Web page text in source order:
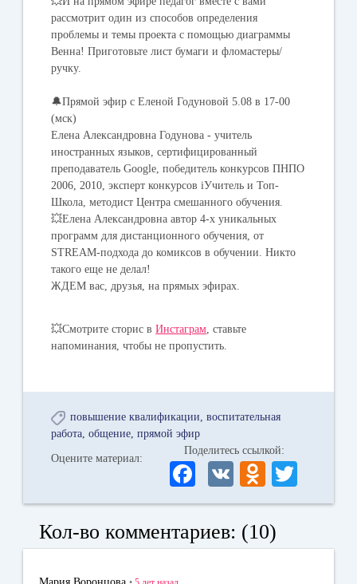
рассмотрит один из способов определения
проблемы и темы проекта с помощью диаграммы
Венна! Приготовьте лист бумаги и фломастеры/
ручку.
🔔Прямой эфир с Еленой Годуновой 5.08 в 17-00
(мск)
Елена Александровна Годунова - учитель
иностранных языков, сертифицированный
преподаватель Google, победитель конкурсов ПНПО
2006, 2010, эксперт конкурсов iУчитель и Топ-
Школа, методист Центра смешанного обучения.
💥Елена Александровна автор 4-х уникальных
программ для дистанционного обучения, от
STREAM-подхода до комиксов в обучении. Никто
такого еще не делал!
ЖДЕМ вас, друзья, на прямых эфирах.
💥Смотрите сторис вИнстаграм , ставьте
напоминания, чтобы не пропустить.
повышение квалификации
воспитательная
работа общение прямой эфир
Оцените материал:
Поделитесь ссылкой:
Fa
ce
bo
ok
V
K
O
dn
ok
la
wi
r
Кол-во комментариев: (10)